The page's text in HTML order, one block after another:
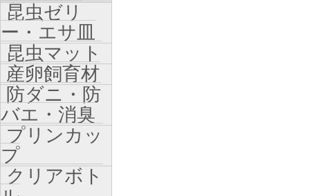
昆虫ゼリ
ー・エサ皿
昆虫マット
産卵飼育材
防ダニ・防
バエ・消臭
プリンカッ
プ
クリアボト